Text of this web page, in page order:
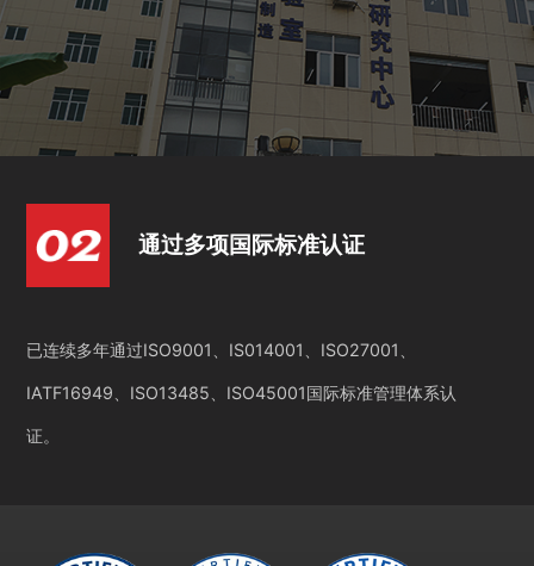
通过多项国际标准认证
已连续多年通过ISO9001、IS014001、ISO27001、
IATF16949、ISO13485、ISO45001国际标准管理体系认
证。